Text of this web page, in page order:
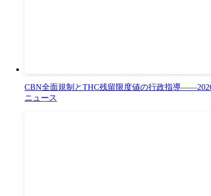
CBN全面規制とTHC残留限度値の行政指導
ニュース